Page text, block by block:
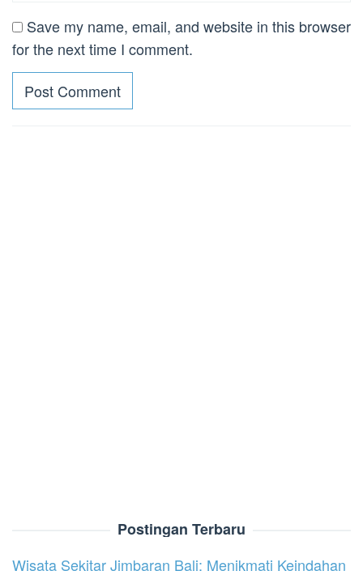
Save my name, email, and website in this browser
for the next time I comment.
Postingan Terbaru
Wisata Sekitar Jimbaran Bali: Menikmati Keindahan